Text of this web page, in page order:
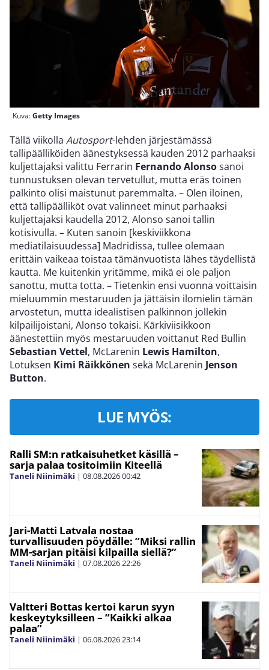
Kuva:Getty Images
Tällä viikolla Autosport-lehden järjestämässä
tallipäälliköiden äänestyksessä kauden 2012 parhaaksi
kuljettajaksi valittu Ferrarin Fernando Alonsosanoi
tunnustuksen olevan tervetullut, mutta eräs toinen
palkinto olisi maistunut paremmalta. – Olen iloinen,
että tallipäälliköt ovat valinneet minut parhaaksi
kuljettajaksi kaudella 2012, Alonso sanoi tallin
kotisivulla. – Kuten sanoin [keskiviikkona
mediatilaisuudessa] Madridissa, tullee olemaan
erittäin vaikeaa toistaa tämänvuotista lähes täydellistä
kautta. Me kuitenkin yritämme, mikä ei ole paljon
sanottu, mutta totta. – Tietenkin ensi vuonna voittaisin
mieluummin mestaruuden ja jättäisin ilomielin tämän
arvostetun, mutta idealistisen palkinnon jollekin
kilpailijoistani, Alonso tokaisi. Kärkiviisikkoon
äänestettiin myös mestaruuden voittanut Red Bullin
Sebastian Vettel, McLarenin Lewis Hamilton,
Lotuksen Kimi Räikkönen sekä McLarenin Jenson
Button.
LUE MYÖS:
Ralli SM:n ratkaisuhetket käsillä –
sarja palaa tositoimiin Kiteellä
Taneli Niinimäki | 08.08.202600:42
Jari-Matti Latvala nostaa
turvallisuuden pöydälle: ”Miksi rallin
MM-sarjan pitäisi kilpailla siellä?”
Taneli Niinimäki | 07.08.202622:26
Valtteri Bottas kertoi karun syyn
keskeytyksilleen – ”Kaikki alkaa
palaa”
Taneli Niinimäki | 06.08.202623:14